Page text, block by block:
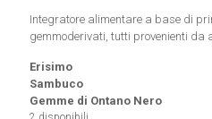
Integratore alimentare a base di
gemmoderivati, tutti provenienti da
Erisimo
Sambuco
Gemme di Ontano Nero